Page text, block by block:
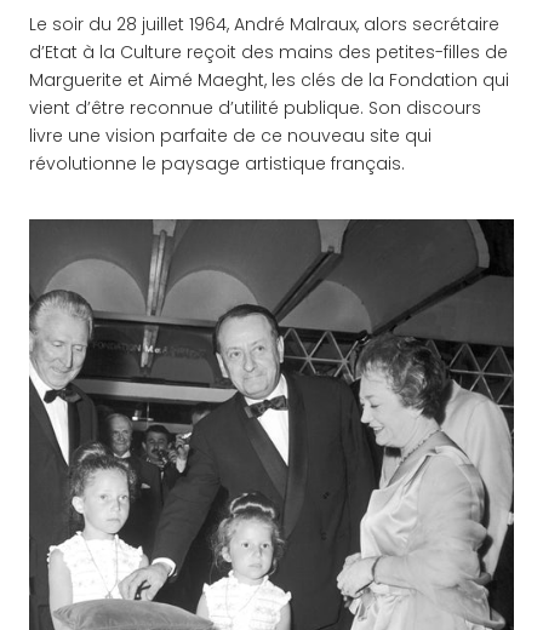
Le soir du 28 juillet 1964, André Malraux, alors secrétaire
d’Etat à la Culture reçoit des mains des petites-filles de
Marguerite et Aimé Maeght, les clés de la Fondation qui
vient d’être reconnue d’utilité publique. Son discours
livre une vision parfaite de ce nouveau site qui
révolutionne le paysage artistique français.